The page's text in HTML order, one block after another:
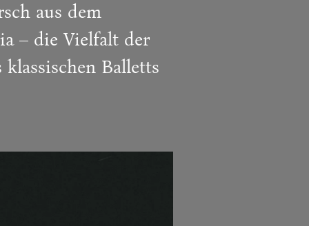
aus dem
– die Vielfalt der
Balletts